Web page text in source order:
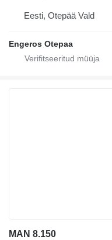
Eesti, Otepää Vald
Engeros Otepaa
MAN 8.150